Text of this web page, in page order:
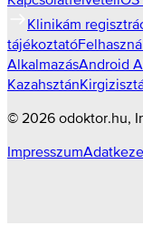
Klinikám
tájékoztató
AlkalmazásAndroid
Kazahsztán
© 2026 odoktor.hu,
Impresszum